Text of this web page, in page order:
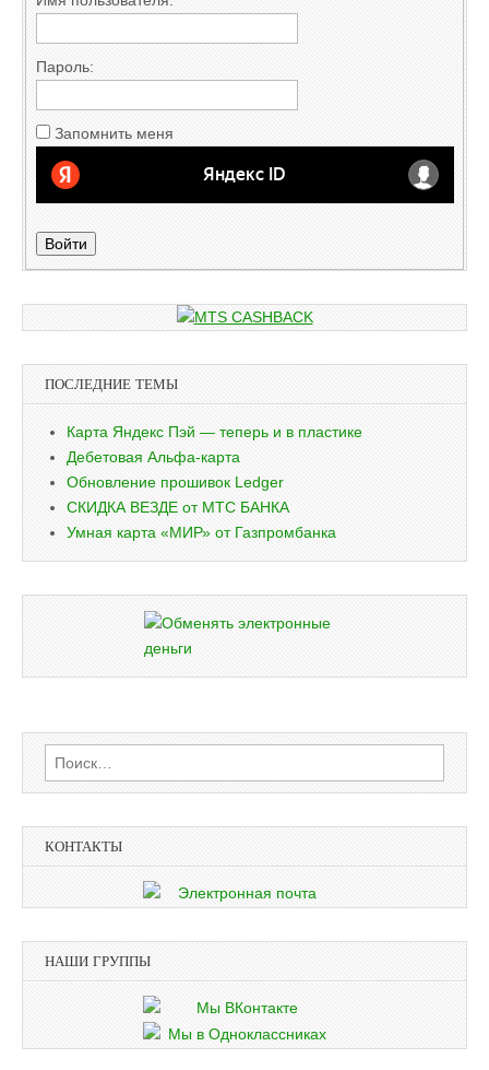
Пароль:
Запомнить меня
Войти
ПОСЛЕДНИЕ ТЕМЫ
Карта Яндекс Пэй — теперь и в пластике
Дебетовая Альфа-карта
Обновление прошивок Ledger
СКИДКА ВЕЗДЕ от МТС БАНКА
Умная карта «МИР» от Газпромбанка
Найти:
КОНТАКТЫ
НАШИ ГРУППЫ